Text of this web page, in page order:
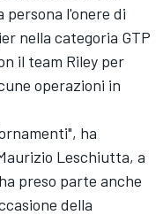
persona l'onere di
nella categoria GTP
il team Riley per
operazioni in
ha
Leschiutta, a
preso parte anche
della